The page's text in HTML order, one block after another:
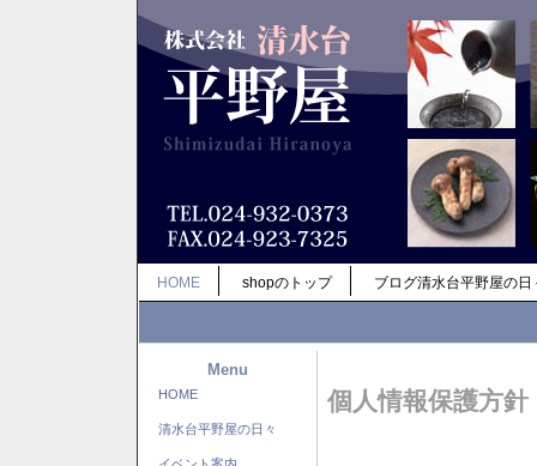
HOME shopのトップ ブログ清水台平野屋の日
Menu
HOME
清水台平野屋の日々
個人情報保護方針